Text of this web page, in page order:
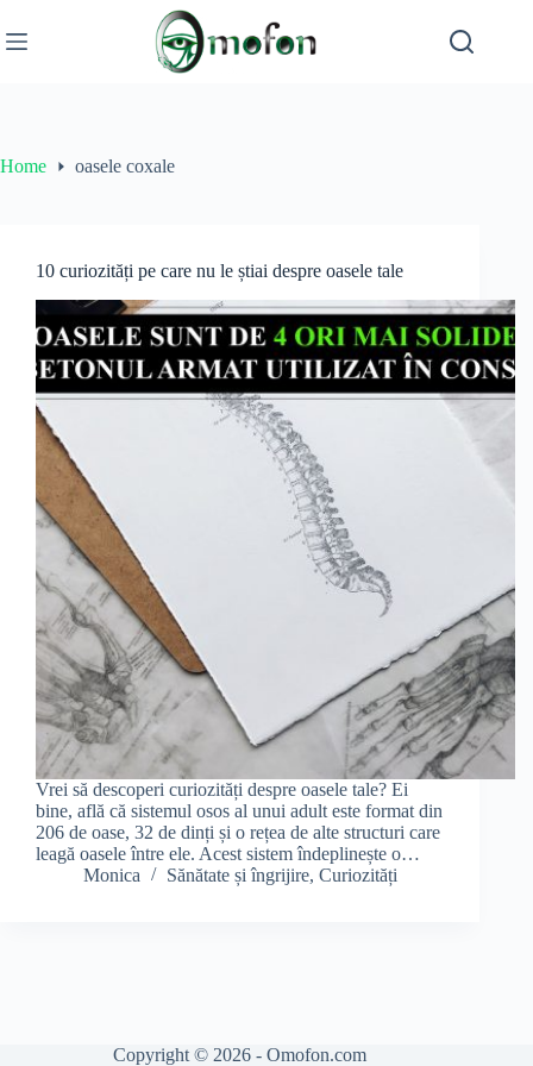
to
content
Home oasele coxale
10 curiozități pe care nu le știai despre oasele tale
Vrei să descoperi curiozități despre oasele tale? Ei
bine, află că sistemul osos al unui adult este format din
206 de oase, 32 de dinți și o rețea de alte structuri care
leagă oasele între ele. Acest sistem îndeplinește o…
Monica
Sănătate și îngrijire, Curiozități
Copyright © 2026 - Omofon.com